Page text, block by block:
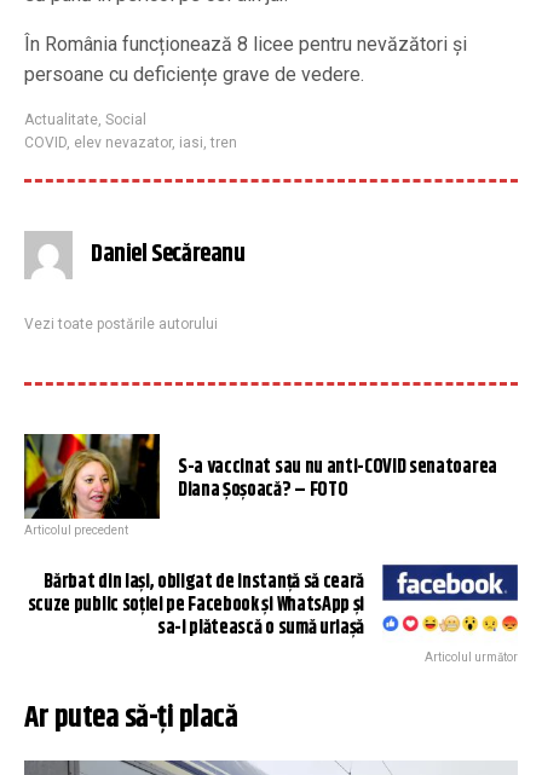
În România funcționează 8 licee pentru nevăzători și
persoane cu deficiențe grave de vedere.
Actualitate, Social
COVID, elev nevazator, iasi,tren
Daniel Secăreanu
Vezi toate postările autorului
S-a vaccinat sau nu anti-COVID senatoarea
Diana Şoşoacă? – FOTO
Articolul precedent
Bărbat din Iaşi, obligat de instanță să ceară
scuze public soției pe Facebook și WhatsApp și
sa-i plătească o sumă uriașă
Articolul următor
Ar putea să-ți placă